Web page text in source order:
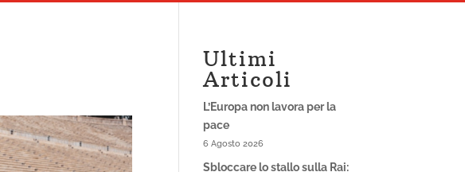
Ultimi
Articoli
L’Europa non lavora per la
pace
6 Agosto 2026
Sbloccare lo stallo sulla Rai: